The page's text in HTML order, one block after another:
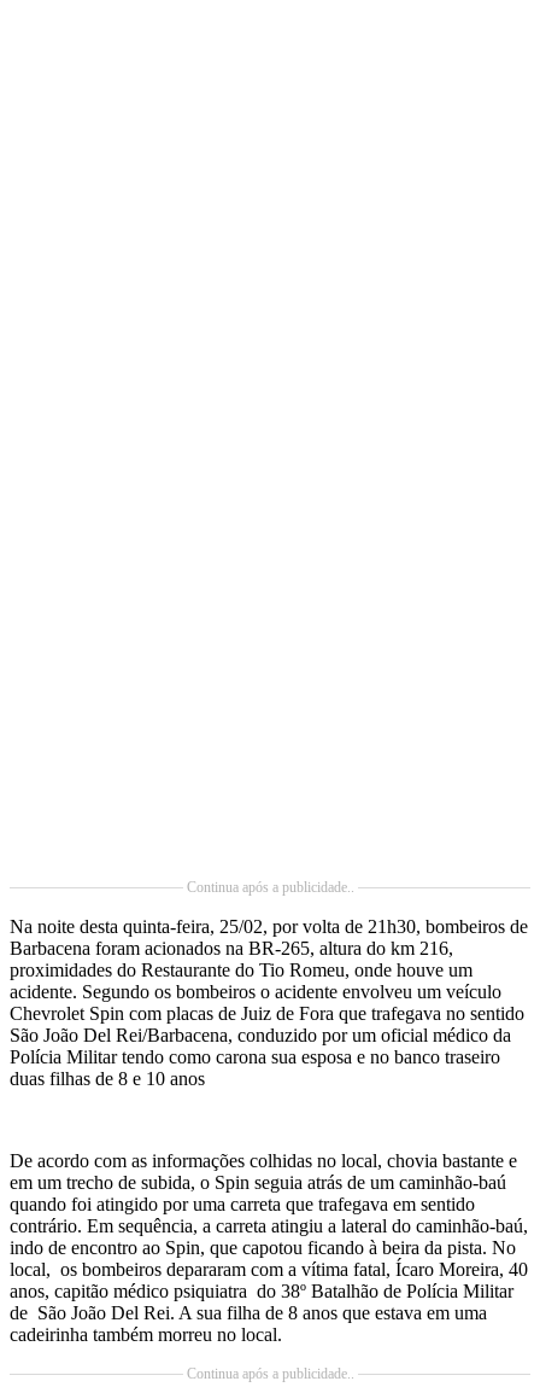
Continua após a publicidade..
Na noite desta quinta-feira, 25/02, por volta de 21h30, bombeiros de
Barbacena foram acionados na BR-265, altura do km 216,
proximidades do Restaurante do Tio Romeu, onde houve um
acidente. Segundo os bombeiros o acidente envolveu um veículo
Chevrolet Spin com placas de Juiz de Fora que trafegava no sentido
São João Del Rei/Barbacena, conduzido por um oficial médico da
Polícia Militar tendo como carona sua esposa e no banco traseiro
duas filhas de 8 e 10 anos
De acordo com as informações colhidas no local, chovia bastante e
em um trecho de subida, o Spin seguia atrás de um caminhão-baú
quando foi atingido por uma carreta que trafegava em sentido
contrário. Em sequência, a carreta atingiu a lateral do caminhão-baú,
indo de encontro ao Spin, que capotou ficando à beira da pista. No
local, os bombeiros depararam com a vítima fatal, Ícaro Moreira, 40
anos, capitão médico psiquiatra do 38º Batalhão de Polícia Militar
de São João Del Rei. A sua filha de 8 anos que estava em uma
cadeirinha também morreu no local.
Continua após a publicidade..